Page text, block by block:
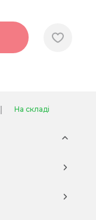
| На складі